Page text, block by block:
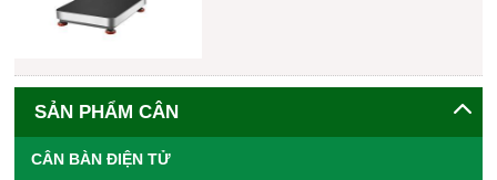
SẢN PHẨM CÂN
CÂN BÀN ĐIỆN TỬ